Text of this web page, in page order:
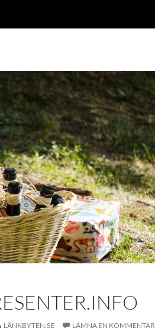
LÄNKBYTEN.SE LÄMNA EN KOMMENTAR